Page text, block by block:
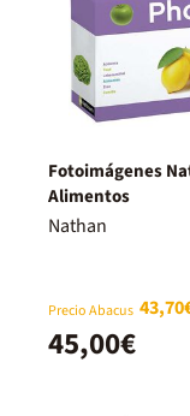
Fotoimágenes
Alimentos
Nathan
Precio Abacus
45,00€